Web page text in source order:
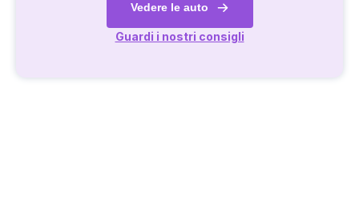
Vedere le auto
Guardi i nostri consigli